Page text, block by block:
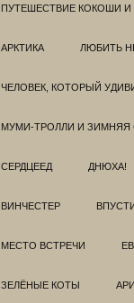
ПУТЕШЕСТВИЕ КОКОШИ И
АРКТИКА ЛЮБИТЬ
ЧЕЛОВЕК, КОТОРЫЙ
МУМИ-ТРОЛЛИ И ЗИМНЯЯ
СЕРДЦЕЕД ДНЮХА!
ВИНЧЕСТЕР
МЕСТО ВСТРЕЧИ
ЗЕЛЁНЫЕ КОТЫ